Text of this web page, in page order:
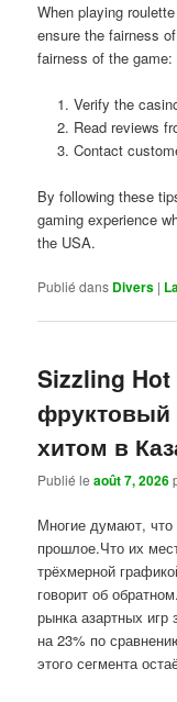
When playing
ensure the fairness
fairness of the game:
Verify the
Read reviews
Contact
By following these
gaming experience
the USA.
Publié dans Divers |
Sizzling
фруктовый
хитом в
Publié leaoût 7, 2026
Многие думают, что
прошлое.Что их
трёхмерной
говорит об
рынка азартных игр
на 23% по
этого сегмента